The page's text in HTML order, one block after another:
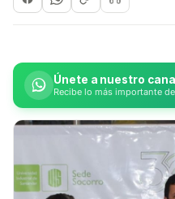
Únete a nuestro
Recibe lo más importante